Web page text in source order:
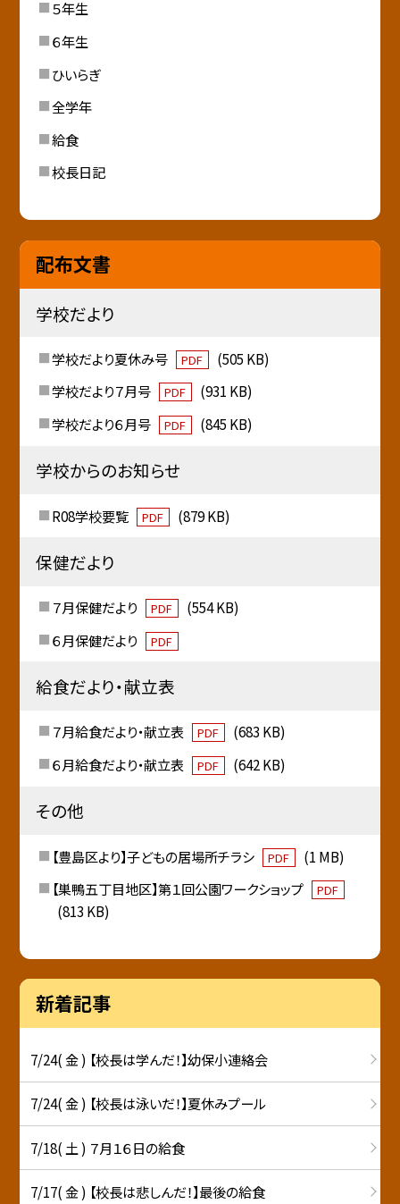
５年生
６年生
ひいらぎ
全学年
給食
校長日記
配布文書
学校だより
学校だより夏休み号 PDF
(505 KB)
学校だより７月号
PDF
(931 KB)
学校だより６月号
PDF (845 KB)
学校からのお知らせ
R08学校要覧 PDF (879 KB)
保健だより
７月保健だより PDF
(554 KB)
６月保健だより
PDF
給食だより・献立表
７月給食だより・献立表 PDF
(683 KB)
６月給食だより・献立表
PDF (642 KB)
その他
【豊島区より】子どもの居場所チラシ PDF
(1 MB)
【巣鴨五丁目地区】第１回公園ワークショップ
PDF
(813 KB)
新着記事
7/24( 金 ) 【校長は学んだ！】幼保小連絡会
7/24( 金 ) 【校長は泳いだ！】夏休みプール
7/18( 土 ) ７月１６日の給食
7/17( 金 ) 【校長は悲しんだ！】最後の給食